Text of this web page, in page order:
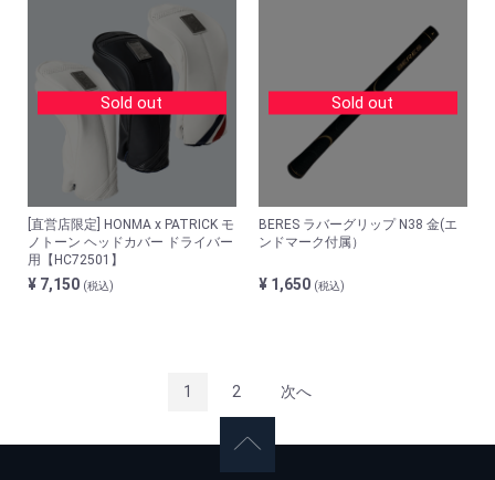
Sold out
[直営店限定] HONMA x PATRICK モ
ノトーン ヘッドカバー ドライバー
用【HC72501】
¥ 7,150 (税込)
Sold out
BERES ラバーグリップ N38 金(エ
ンドマーク付属）
¥ 1,650 (税込)
1 2 次へ